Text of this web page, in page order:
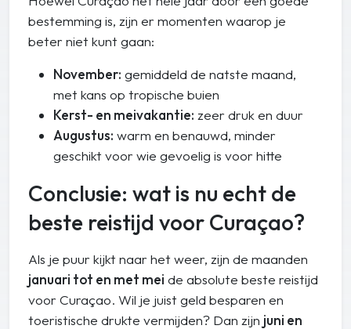
bestemming is, zijn er momenten waarop je
beter niet kunt gaan:
November: gemiddeld de natste maand,
met kans op tropische buien
Kerst- en meivakantie: zeer druk en duur
Augustus: warm en benauwd, minder
geschikt voor wie gevoelig is voor hitte
Conclusie: wat is nu echt de
beste reistijd voor Curaçao?
Als je puur kijkt naar het weer, zijn de maanden
januari tot en met mei de absolute beste reistijd
voor Curaçao. Wil je juist geld besparen en
toeristische drukte vermijden? Dan zijn juni en